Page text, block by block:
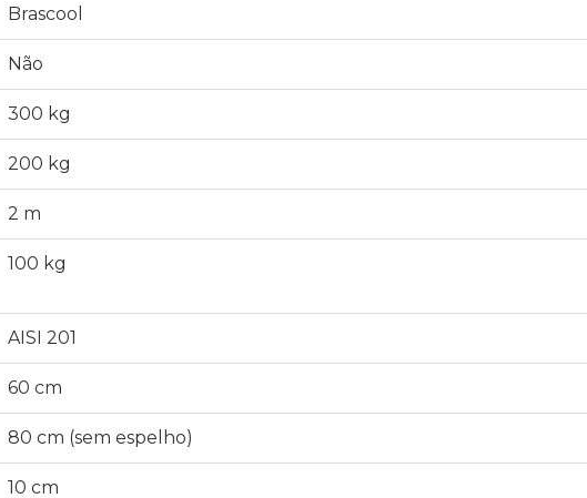
Brascool
Não
300 kg
200 kg
2 m
100 kg
AISI 201
60 cm
80 cm (sem espelho)
10 cm